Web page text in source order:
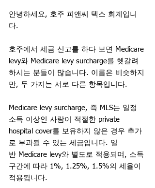
안녕하세요, 호주 피앤씨 텍스 회계입니
다.
호주에서 세금 신고를 하다 보면 Medicare
levy와 Medicare levy surcharge를 헷갈려
하시는 분들이 많습니다. 이름은 비슷하지
만, 두 가지는 서로 다른 항목입니다.
Medicare levy surcharge, 즉 MLS는 일정
소득 이상인 사람이 적절한 private
hospital cover를 보유하지 않은 경우 추가
로 부과될 수 있는 세금입니다. 일
반 Medicare levy와 별도로 적용되며, 소득
구간에 따라 1%, 1.25%, 1.5%의 세율이
적용됩니다.